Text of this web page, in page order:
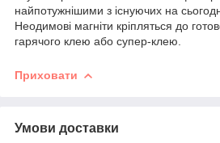
найпотужнішими з існуючих на
Неодимові магніти кріпляться до
гарячого клею або супер-клею.
Приховати
Умови доставки